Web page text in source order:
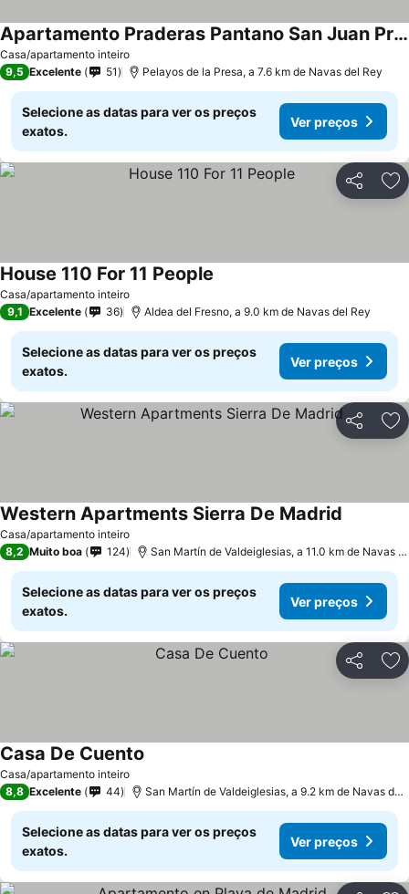
Casa/apartamento inteiro
Apartamento Praderas Pantano San Juan Primera Planta
9,5 Excelente 51 Pelayos de la Presa, a 7.6 km de Navas del Rey
Selecione as datas para ver os preços
exatos.
Ver preços
Partilhar
Casa/apartamento inteiro
House 110 For 11 People
9,1 Excelente 36 Aldea del Fresno, a 9.0 km de Navas del Rey
Selecione as datas para ver os preços
exatos.
Ver preços
Partilhar
Casa/apartamento inteiro
Western Apartments Sierra De Madrid
8,2 Muito boa 124 San Martín de Valdeiglesias, a 11.0 km de Navas del Rey
Selecione as datas para ver os preços
exatos.
Ver preços
Partilhar
Casa/apartamento inteiro
Casa De Cuento
8,8 Excelente 44 San Martín de Valdeiglesias, a 9.2 km de Navas del Rey
Selecione as datas para ver os preços
exatos.
Ver preços